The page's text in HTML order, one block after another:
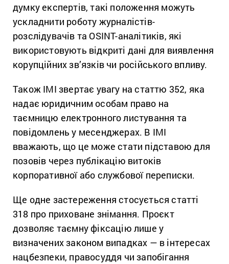
думку експертів, такі положення можуть
ускладнити роботу журналістів-
розслідувачів та OSINT-аналітиків, які
використовують відкриті дані для виявлення
корупційних зв’язків чи російського впливу.
Також ІМІ звертає увагу на статтю 352, яка
надає юридичним особам право на
таємницю електронного листування та
повідомлень у месенджерах. В ІМІ
вважають, що це може стати підставою для
позовів через публікацію витоків
корпоративної або службової переписки.
Ще одне застереження стосується статті
318 про приховане знімання. Проєкт
дозволяє таємну фіксацію лише у
визначених законом випадках — в інтересах
нацбезпеки, правосуддя чи запобігання